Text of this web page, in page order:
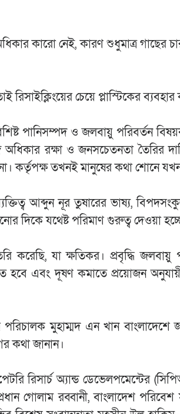
কারো নেই, কারণ শুধুমাত্র গাছের
রিসাইক্লিংয়ের চেয়ে প্লাস্টিকের
পানিসম্পদ ও জলবায়ু পরিবর্তন
রক্ষা ও জনসচেতনতা তৈরির
কর্তৃপক্ষ তখনই মানুষের কথা শোনে
আব্দুন নূর তুষারের ভাষ্য,
দিকে যথেষ্ট পরিমাণ গুরুত্ব দেওয়া
করেছি, যা ক্ষতিকর। প্রবৃদ্ধি জলবায়ু
হবে এবং দূষণ কমাতে প্রয়োজন
মুহাম্মদ এন খান বাংলাদেশে
কথা জানান।
রিসার্চ অ্যান্ড ডেভেলপমেন্টের
প্রধান গোলাম রব্বানী, বাংলাদেশ